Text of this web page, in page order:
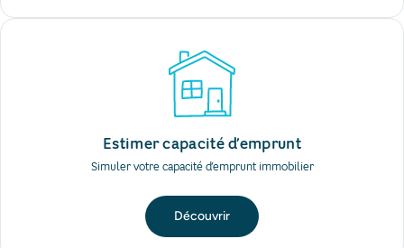
Estimer capacité d’emprunt
Simuler votre capacité d’emprunt immobilier
Découvrir